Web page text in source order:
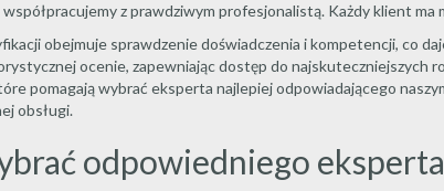
z prawdziwym profesjonalistą. Każdy klient
obejmuje sprawdzenie doświadczenia i kompetencji, co
ocenie, zapewniając dostęp do najskuteczniejszych
pomagają wybrać eksperta najlepiej odpowiadającego
obsługi.
odpowiedniego